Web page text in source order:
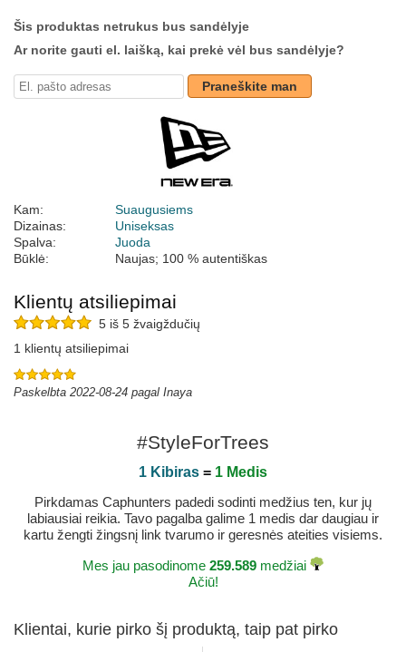
Šis produktas netrukus bus sandėlyje
Ar norite gauti el. laišką, kai prekė vėl bus sandėlyje?
Praneškite man
Kam:
Suaugusiems
Dizainas:
Uniseksas
Spalva:
Juoda
Būklė:
Naujas; 100 % autentiškas
Klientų atsiliepimai
5 iš 5 žvaigždučių
1 klientų atsiliepimai
Paskelbta 2022-08-24 pagal Inaya
#StyleForTrees
1 Kibiras = 1 Medis
Pirkdamas Caphunters padedi sodinti medžius ten, kur jų
labiausiai reikia. Tavo pagalba galime 1 medis dar daugiau ir
kartu žengti žingsnį link tvarumo ir geresnės ateities visiems.
Mes jau pasodinome 259.589 medžiai
Ačiū!
Klientai, kurie pirko šį produktą, taip pat pirko